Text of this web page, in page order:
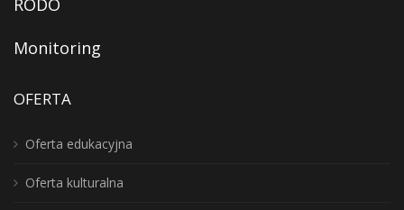
RODO
Monitoring
OFERTA
Oferta edukacyjna
Oferta kulturalna